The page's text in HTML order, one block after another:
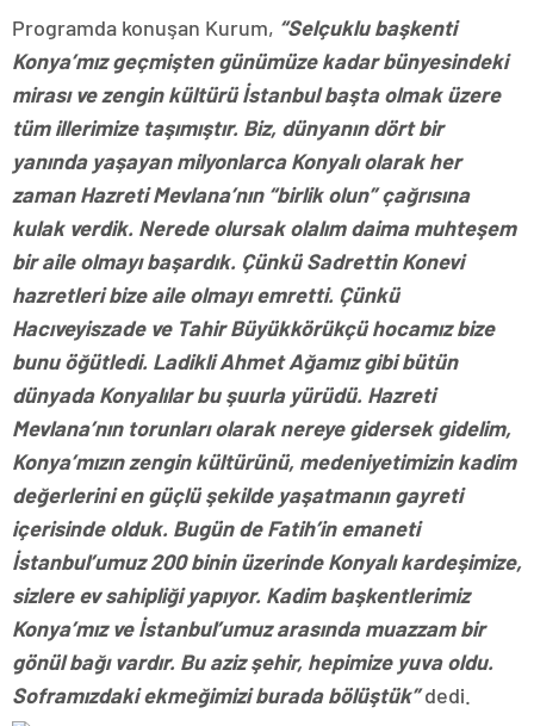
Programda konuşan Kurum, “Selçuklu başkenti
Konya’mız geçmişten günümüze kadar bünyesindeki
mirası ve zengin kültürü İstanbul başta olmak üzere
tüm illerimize taşımıştır. Biz, dünyanın dört bir
yanında yaşayan milyonlarca Konyalı olarak her
zaman Hazreti Mevlana’nın “birlik olun” çağrısına
kulak verdik. Nerede olursak olalım daima muhteşem
bir aile olmayı başardık. Çünkü Sadrettin Konevi
hazretleri bize aile olmayı emretti. Çünkü
Hacıveyiszade ve Tahir Büyükkörükçü hocamız bize
bunu öğütledi. Ladikli Ahmet Ağamız gibi bütün
dünyada Konyalılar bu şuurla yürüdü. Hazreti
Mevlana’nın torunları olarak nereye gidersek gidelim,
Konya’mızın zengin kültürünü, medeniyetimizin kadim
değerlerini en güçlü şekilde yaşatmanın gayreti
içerisinde olduk. Bugün de Fatih’in emaneti
İstanbul’umuz 200 binin üzerinde Konyalı kardeşimize,
sizlere ev sahipliği yapıyor. Kadim başkentlerimiz
Konya’mız ve İstanbul’umuz arasında muazzam bir
gönül bağı vardır. Bu aziz şehir, hepimize yuva oldu.
Soframızdaki ekmeğimizi burada bölüştük”dedi.